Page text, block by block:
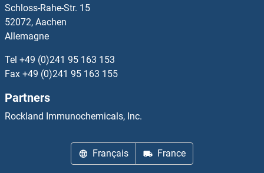
SCMH1 Anticorps
SCML1 Anticorps
SCML2 Anticorps
SCML4 Anticorps
SCN1A Anticorps
Schloss-Rahe-Str. 15
52072, Aachen
Allemagne
Tel +49 (0)241 95 163 153
Fax +49 (0)241 95 163 155
Partners
Rockland Immunochemicals, Inc.
Français France